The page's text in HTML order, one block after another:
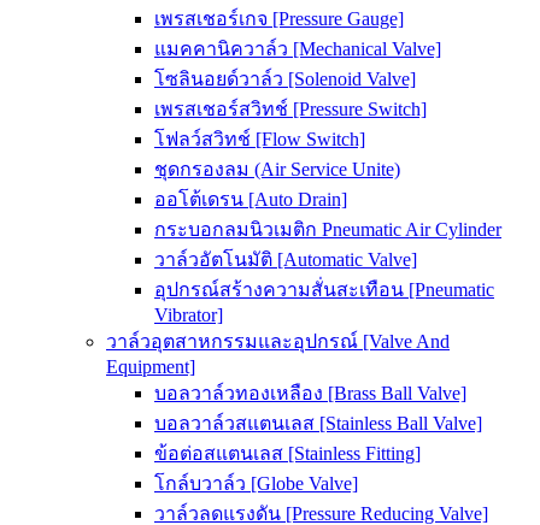
เพรสเชอร์เกจ [Pressure Gauge]
แมคคานิควาล์ว [Mechanical Valve]
โซลินอยด์วาล์ว [Solenoid Valve]
เพรสเชอร์สวิทช์ [Pressure Switch]
โฟลว์สวิทช์ [Flow Switch]
ชุดกรองลม (Air Service Unite)
ออโต้เดรน [Auto Drain]
กระบอกลมนิวเมติก Pneumatic Air Cylinder
วาล์วอัตโนมัติ [Automatic Valve]
อุปกรณ์สร้างความสั่นสะเทือน [Pneumatic
Vibrator]
วาล์วอุตสาหกรรมและอุปกรณ์ [Valve And
Equipment]
บอลวาล์วทองเหลือง [Brass Ball Valve]
บอลวาล์วสแตนเลส [Stainless Ball Valve]
ข้อต่อสแตนเลส [Stainless Fitting]
โกล์บวาล์ว [Globe Valve]
วาล์วลดแรงดัน [Pressure Reducing Valve]